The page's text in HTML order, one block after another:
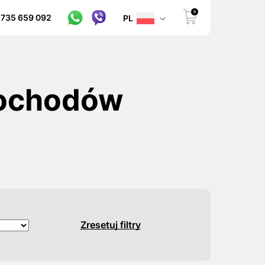
659 092 PL
0
Zresetuj filtry